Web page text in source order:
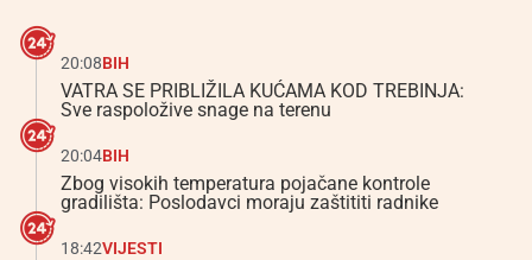
20:08BIH
VATRA SE PRIBLIŽILA KUĆAMA KOD TREBINJA:
Sve raspoložive snage na terenu
20:04BIH
Zbog visokih temperatura pojačane kontrole
gradilišta: Poslodavci moraju zaštititi radnike
18:42VIJESTI